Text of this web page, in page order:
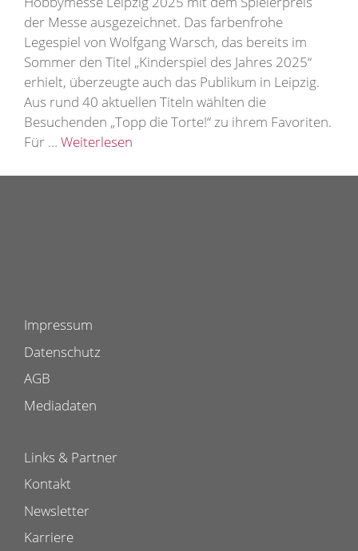
der Messe ausgezeichnet. Das farbenfrohe
Legespiel von Wolfgang Warsch, das bereits im
Sommer den Titel „Kinderspiel des Jahres 2025“
erhielt, überzeugte auch das Publikum in Leipzig.
Aus rund 40 aktuellen Titeln wählten die
Besuchenden „Topp die Torte!“ zu ihrem Favoriten.
Für … Weiterlesen
Impressum
Datenschutz
AGB
Mediadaten
Links & Partner
Kontakt
Newsletter
Karriere